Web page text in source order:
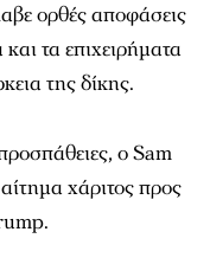
ορθές αποφάσεις
και τα επιχειρήματα
της δίκης.
ο Sam
χάριτος προς